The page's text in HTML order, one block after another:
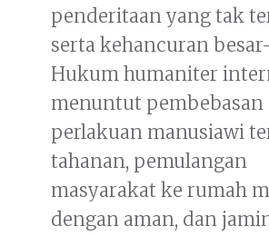
penderitaan yang tak
serta kehancuran
Hukum humaniter
menuntut pembebasan
perlakuan manusiawi
tahanan, pemulangan
masyarakat ke rumah
dengan aman, dan